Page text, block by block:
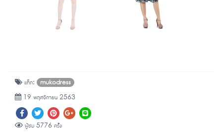
แท็ก: mukodress
19 พฤศจิกายน 2563
ผู้ชม 5776 ครั้ง